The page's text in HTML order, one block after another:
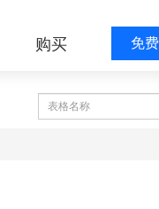
免
购买